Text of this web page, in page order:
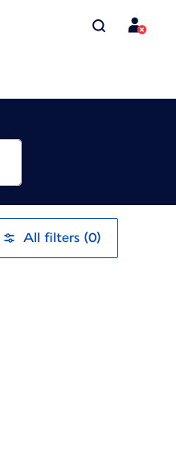
All filters (0)